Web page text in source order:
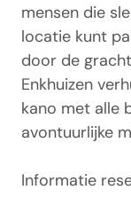
mensen die
locatie kunt
door de
Enkhuizen
kano met alle
avontuurlijke
Informatie